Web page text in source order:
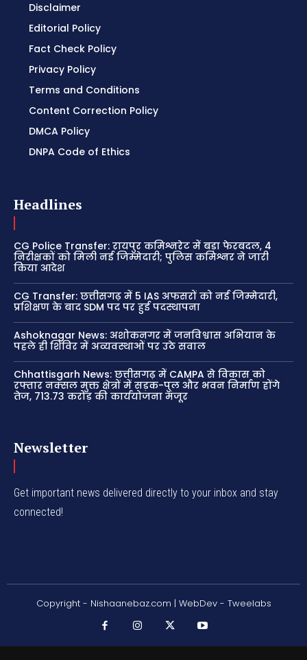
Disclaimer
Editorial Policy
Fact Check Policy
Privacy Policy
Terms and Conditions
Content Correction Policy
DMCA Policy
DNPA Code of Ethics
Headlines
CG Police Transfer: रायपुर कमिश्नरेट में बड़ा फेरबदल, 4
निरीक्षकों को मिली नई जिम्मेदारी; पुलिस कमिश्नर ने जारी
किया आदेश
CG Transfer: छत्तीसगढ़ में 5 IAS अफसरों को नई जिम्मेदारी,
प्रशिक्षण के बाद SDM पद पर हुई पदस्थापना
Ashoknagar News: अशोकनगर में जनविश्वास अभियान के
पहले ही शिविर में अव्यवस्थाओं पर उठे सवाल
Chhattisgarh News: छत्तीसगढ़ में CAMPA से विकास को
रफ्तार नक्सल मुक्त क्षेत्रों में सड़क-पुल और भवन निर्माण होंगे
तेज, 713.73 करोड़ की कार्ययोजना मंजूर
Newsletter
Get important news delivered directly to your inbox and stay
connected!
Copyright - Nishaanebaz.com | WebDev - Tweelabs